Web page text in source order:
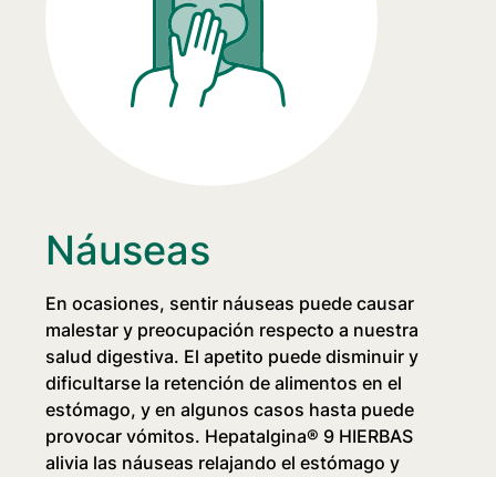
Náuseas
En ocasiones, sentir náuseas puede causar
malestar y preocupación respecto a nuestra
salud digestiva. El apetito puede disminuir y
dificultarse la retención de alimentos en el
estómago, y en algunos casos hasta puede
provocar vómitos. Hepatalgina® 9 HIERBAS
alivia las náuseas relajando el estómago y